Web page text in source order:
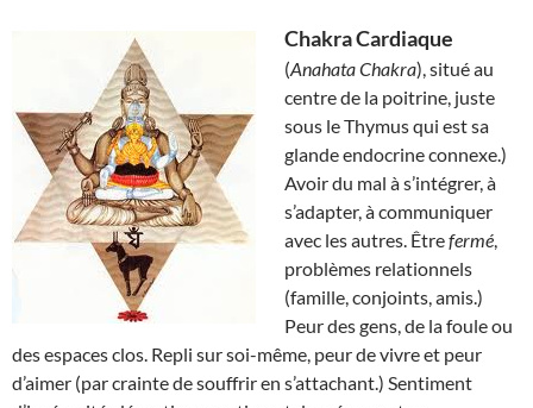
Chakra Cardiaque
(Anahata Chakra), situé au
centre de la poitrine, juste
sous le Thymus qui est sa
glande endocrine connexe.)
Avoir du mal à s’intégrer, à
s’adapter, à communiquer
avec les autres. Êtrefermé,
problèmes relationnels
(famille, conjoints, amis.)
Peur des gens, de la foule ou
des espaces clos. Repli sur soi-même, peur de vivre et peur
d’aimer (par crainte de souffrir en s’attachant.) Sentiment